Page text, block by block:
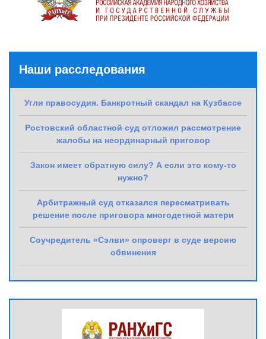
Наши расследования
Угли правосудия. Банкротный скандал на Кузбассе
Ростовский областной суд отложил рассмотрение
жалобы на неординарный приговор
Закон имеет обратную силу? А если это кому-то
нужно?
Арбитражный суд отказался пересматривать
решение после приговора многодетной матери
Соучредитель «Сэлви» опроверг в суде версию
обвинения